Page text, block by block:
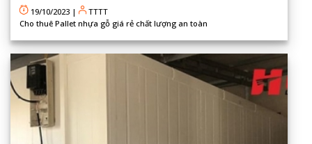
19/10/2023 |
TTTT
Cho thuê Pallet nhựa gỗ giá rẻ chất lượng an toàn